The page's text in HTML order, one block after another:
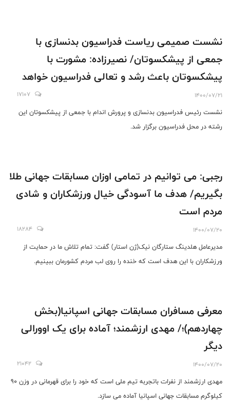
نشست صمیمی ریاست فدراسیون بدنسازی با
جمعی از پیشکسوتان/ نصیرزاده: مشورت با
پیشکسوتان باعث رشد و تعالی فدراسیون خواهد
شد
1400/07/21
17107
نشست رئیس فدراسیون بدنسازی و پرورش اندام با جمعی از پیشکسوتان این
رشته در محل فدراسیون برگزار شد.
رجبی: می توانیم در تمامی اوزان مسابقات جهانی طلا
بگیریم/ هدف ما آسودگی خیال ورزشکاران و شادی
مردم است
1400/07/20
18284
مدیرعامل هلدینگ ستارگان نیک(ژن استار) گفت: تمام تلاش ما در حمایت از
ورزشکاران با این هدف است که خنده را روی لب مردم کشورمان ببینیم.
معرفی مسافران مسابقات جهانی اسپانیا(بخش
چهاردهم)؛/ مهدی ارزشمند؛ آماده برای یک اوورالی
دیگر
1400/07/20
21042
مهدی ارزشمند از نفرات باتجربه تیم ملی است که خود را برای قهرمانی در وزن 90
کیلوگرم مسابقات جهانی اسپانیا آماده می سازد.